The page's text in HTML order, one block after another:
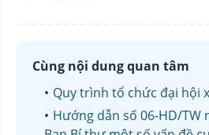
Cùng nội dung quan tâm
Quy trình tổ chức đại hội
Hướng dẫn số 06-HD/TW